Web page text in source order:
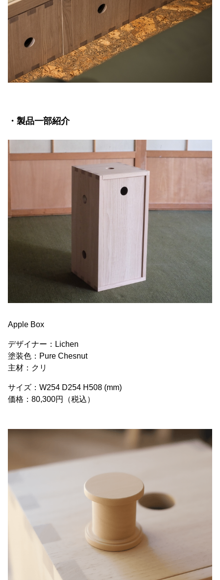
・製品一部紹介
Apple Box
デザイナー：Lichen
塗装色：Pure Chesnut
主材：クリ
サイズ：W254 D254 H508 (mm)
価格：80,300円（税込）